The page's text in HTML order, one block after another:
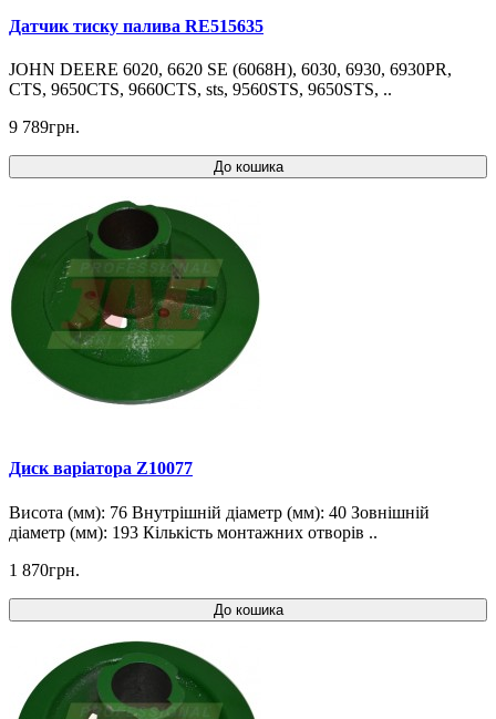
Датчик тиску палива RE515635
JOHN DEERE 6020, 6620 SE (6068H), 6030, 6930, 6930PR,
CTS, 9650CTS, 9660CTS, sts, 9560STS, 9650STS, ..
9 789грн.
До кошика
Диск варіатора Z10077
Висота (мм): 76 Внутрішній діаметр (мм): 40 Зовнішній
діаметр (мм): 193 Кількість монтажних отворів ..
1 870грн.
До кошика